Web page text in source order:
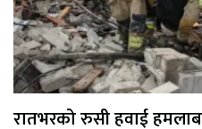
रातभरको रुसी हवाई